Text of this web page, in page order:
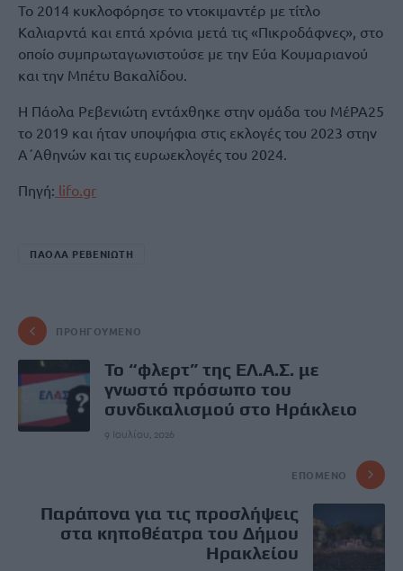
Το 2014 κυκλοφόρησε το ντοκιμαντέρ με τίτλο
Καλιαρντά και επτά χρόνια μετά τις «Πικροδάφνες», στο
οποίο συμπρωταγωνιστούσε με την Εύα Κουμαριανού
και την Μπέτυ Βακαλίδου.
Η Πάολα Ρεβενιώτη εντάχθηκε στην ομάδα του ΜέΡΑ25
το 2019 και ήταν υποψήφια στις εκλογές του 2023 στην
Α΄Αθηνών και τις ευρωεκλογές του 2024.
Πηγή: lifo.gr
ΠΑΟΛΑ ΡΕΒΕΝΙΩΤΗ
ΠΡΟΗΓΟΎΜΕΝΟ
Το “φλερτ” της ΕΛ.Α.Σ. με
γνωστό πρόσωπο του
συνδικαλισμού στο Ηράκλειο
9 Ιουλίου, 2026
ΕΠΌΜΕΝΟ
Παράπονα για τις προσλήψεις
στα κηποθέατρα του Δήμου
Ηρακλείου